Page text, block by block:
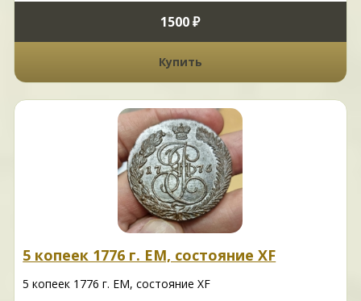
1500 ₽
Купить
5 копеек 1776 г. ЕМ, состояние XF
5 копеек 1776 г. ЕМ, состояние XF